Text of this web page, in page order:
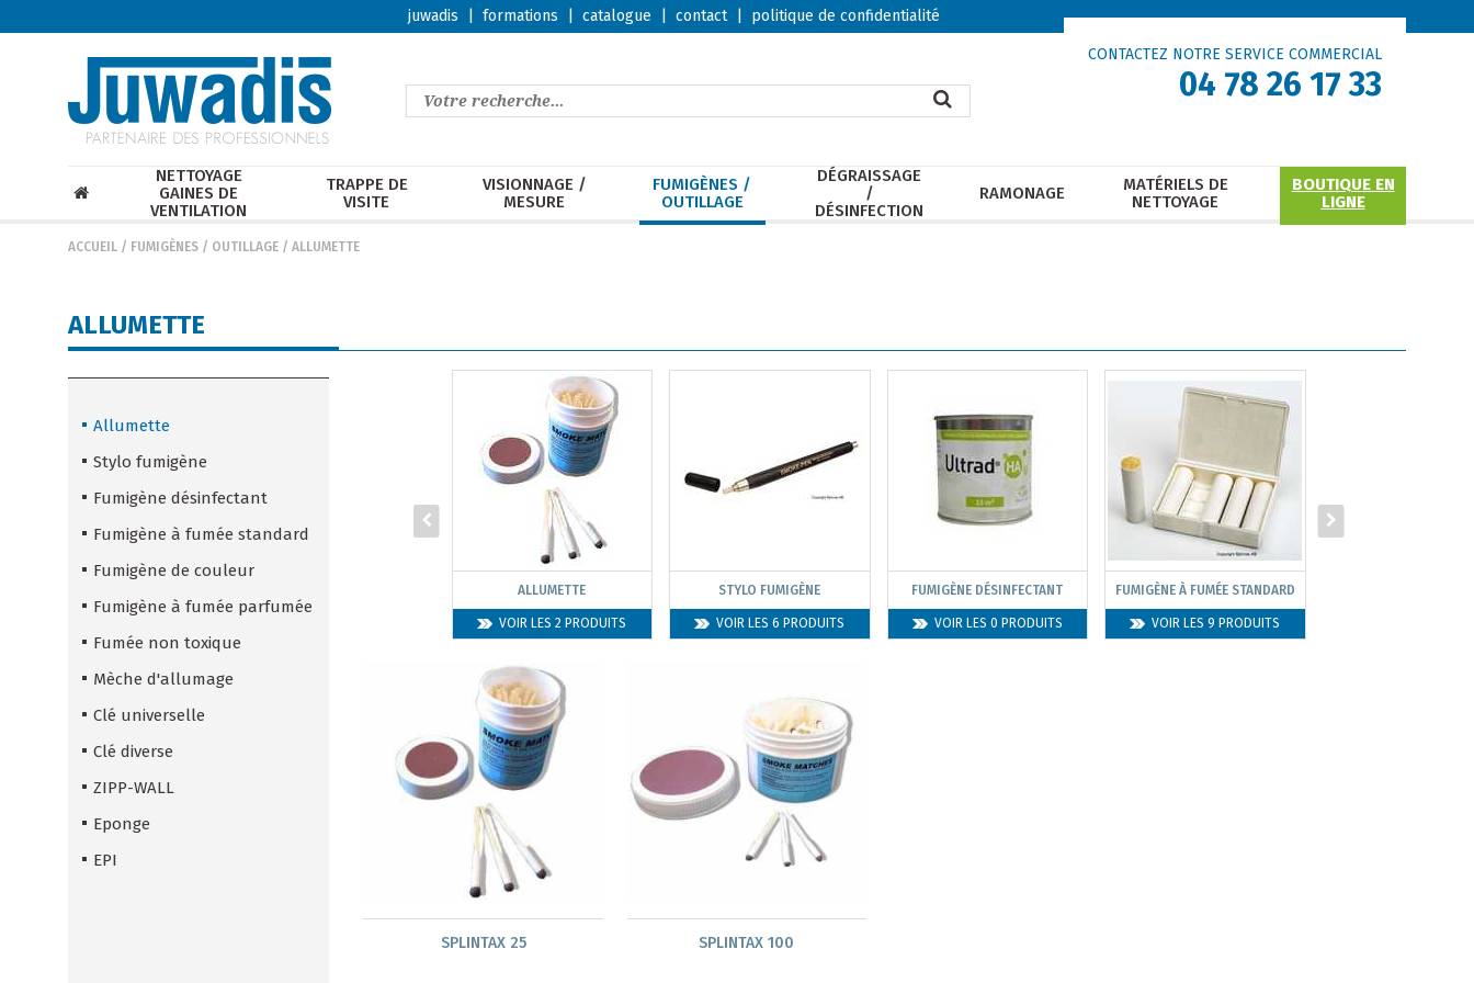
juwadis formations catalogue contact politique de confidentialité
CONTACTEZ NOTRE SERVICE COMMERCIAL
04 78 26 17 33
NETTOYAGE
GAINES DE
VENTILATION
TRAPPE DE
VISITE
VISIONNAGE /
MESURE
FUMIGÈNES /
OUTILLAGE
DÉGRAISSAGE
/
DÉSINFECTION
RAMONAGE
MATÉRIELS DE
NETTOYAGE
BOUTIQUE EN
LIGNE
ACCUEIL / FUMIGÈNES / OUTILLAGE / ALLUMETTE
ALLUMETTE
Allumette
Stylo fumigène
Fumigène désinfectant
Fumigène à fumée standard
Fumigène de couleur
Fumigène à fumée parfumée
Fumée non toxique
Mèche d'allumage
Clé universelle
Clé diverse
ZIPP-WALL
Eponge
EPI
ALLUMETTE
VOIR LES 2 PRODUITS
STYLO FUMIGÈNE
VOIR LES 6 PRODUITS
FUMIGÈNE DÉSINFECTANT
VOIR LES 0 PRODUITS
FUMIGÈNE À FUMÉE STANDARD
VOIR LES 9 PRODUITS
SPLINTAX 25 SPLINTAX 100